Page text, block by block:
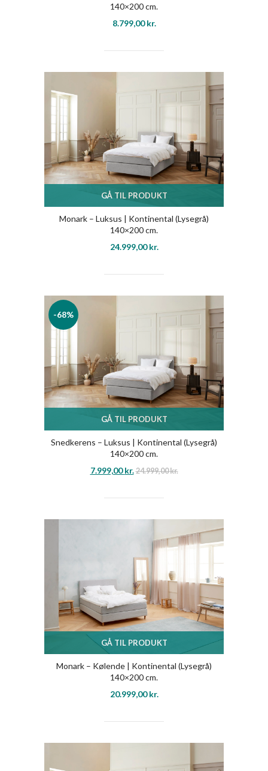
140×200 cm.
8.799,00kr.
GÅ TIL PRODUKT
Monark – Luksus | Kontinental (Lysegrå)
140×200 cm.
24.999,00kr.
-68%
GÅ TIL PRODUKT
Snedkerens – Luksus | Kontinental (Lysegrå)
140×200 cm.
7.999,00kr. 24.999,00kr.
GÅ TIL PRODUKT
Monark – Kølende | Kontinental (Lysegrå)
140×200 cm.
20.999,00kr.